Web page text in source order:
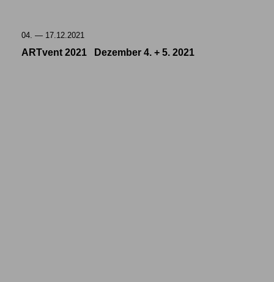
04. — 17.12.2021
ARTvent 2021 Dezember 4. + 5. 2021